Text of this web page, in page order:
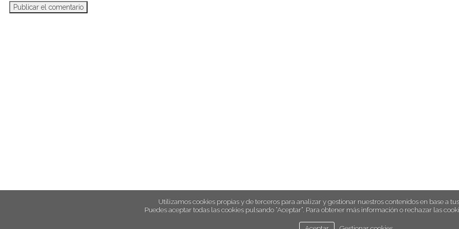
Utilizamos cookies propias y de terceros para analizar y gestionar nuestros contenidos en base a
Puedes aceptar todas las cookies pulsando “Aceptar”. Para obtener más información o rechazar las